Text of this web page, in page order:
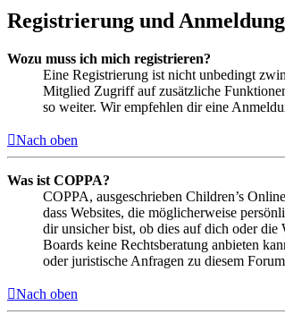
Registrierung und Anmeldung
Wozu muss ich mich registrieren?
Eine Registrierung ist nicht unbedingt
Mitglied Zugriff auf zusätzliche
so weiter. Wir empfehlen dir eine
Nach oben
Was ist COPPA?
COPPA, ausgeschrieben Children’s
dass Websites, die möglicherweise
dir unsicher bist, ob dies auf dich oder die
Boards keine Rechtsberatung anbieten
oder juristische Anfragen zu diesem
Nach oben